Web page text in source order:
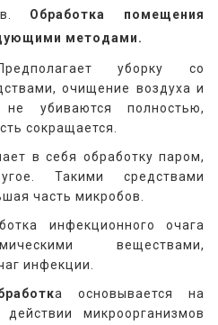
Обработка помещения
методами.
уборку со
очищение воздуха и
убиваются полностью,
сокращается.
в себя обработку паром,
Такими средствами
часть микробов.
инфекционного очага
веществами,
инфекции.
а основывается на
действии микроорганизмов